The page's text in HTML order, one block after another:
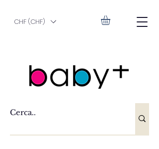
CHF (CHF)